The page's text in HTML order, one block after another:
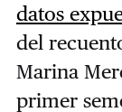
datos
del
Marina
primer